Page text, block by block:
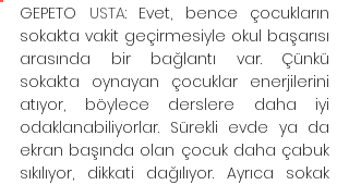
GEPETO USTA: Evet, bence çocukların
sokakta vakit geçirmesiyle okul başarısı
arasında bir bağlantı var. Çünkü
sokakta oynayan çocuklar enerjilerini
atıyor, böylece derslere daha iyi
odaklanabiliyorlar. Sürekli evde ya da
ekran başında olan çocuk daha çabuk
sıkılıyor, dikkati dağılıyor. Ayrıca sokak